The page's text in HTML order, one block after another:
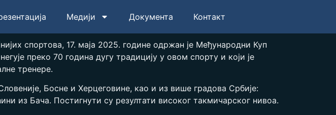
Медији Документа Контакт
спортова, 17. маја 2025. године одржан је Међународни Куп
преко 70 година дугу традицију у овом спорту и који је
тренере.
Босне и Херцеговине, као и из више градова Србије:
из Бача. Постигнути су резултати високог такмичарског нивоа.